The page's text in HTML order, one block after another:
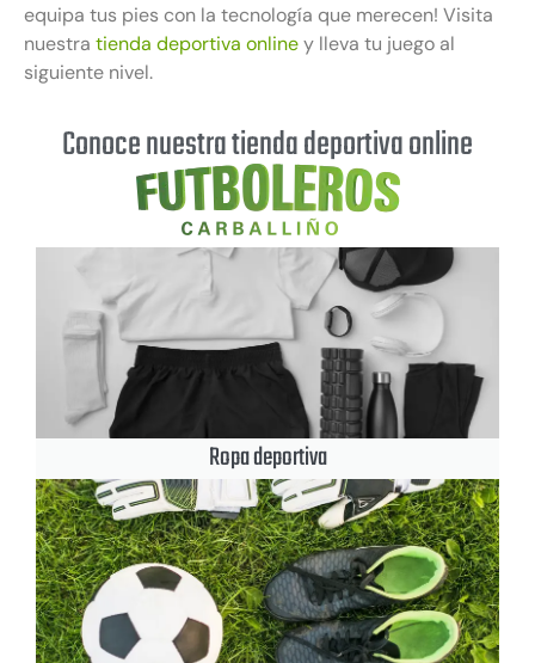
equipa tus pies con la tecnología que merecen! Visita
nuestra tienda deportiva onliney lleva tu juego al
siguiente nivel.
Conoce nuestra tienda deportiva online
Ropa deportiva